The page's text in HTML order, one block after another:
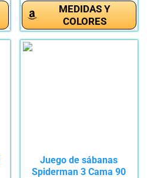
MEDIDAS Y
COLORES
Juego de sábanas
Spiderman 3 Cama 90